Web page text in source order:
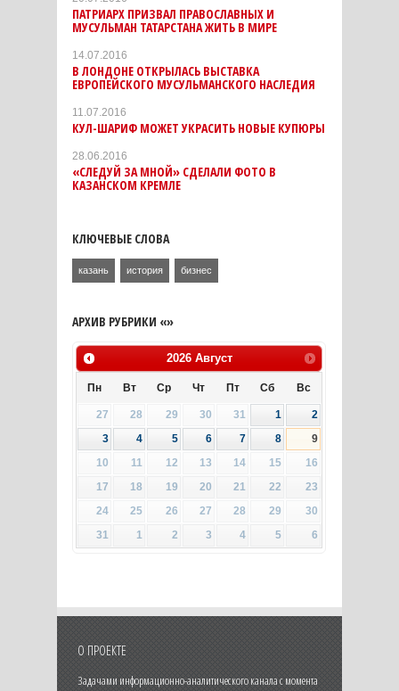
ПАТРИАРХ ПРИЗВАЛ ПРАВОСЛАВНЫХ И
МУСУЛЬМАН ТАТАРСТАНА ЖИТЬ В МИРЕ
14.07.2016
В ЛОНДОНЕ ОТКРЫЛАСЬ ВЫСТАВКА
ЕВРОПЕЙСКОГО МУСУЛЬМАНСКОГО НАСЛЕДИЯ
11.07.2016
КУЛ-ШАРИФ МОЖЕТ УКРАСИТЬ НОВЫЕ КУПЮРЫ
28.06.2016
«СЛЕДУЙ ЗА МНОЙ» СДЕЛАЛИ ФОТО В
КАЗАНСКОМ КРЕМЛЕ
КЛЮЧЕВЫЕ СЛОВА
казань история бизнес
АРХИВ РУБРИКИ «»
2026 Август
Пн Вт Ср Чт Пт Сб Вс
27 28 29 30 31 1
2
3
4 5 6 7 8
9
10
11 12 13 14 15
16
17
18 19 20 21 22
23
24
25 26 27 28 29
30
31
1 2 3 4 5 6
О ПРОЕКТЕ
Задачами информационно-аналитического канала с момента